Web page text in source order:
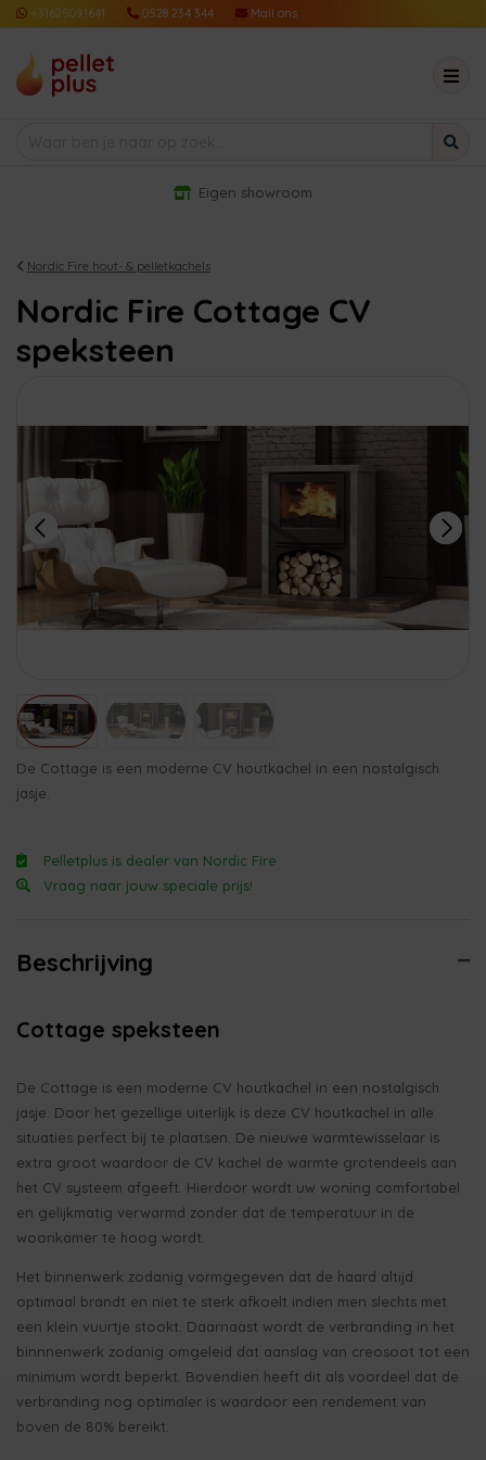
+31625091641 0528 234 344 Mail ons
Eigen showroom
Nordic Fire hout- & pelletkachels
Nordic Fire Cottage CV
speksteen
De Cottage is een moderne CV houtkachel in een nostalgisch
jasje.
Pelletplus is dealer van Nordic Fire
Vraag naar jouw speciale prijs!
Beschrijving
Cottage speksteen
De Cottage is een moderne CV houtkachel in een nostalgisch
jasje. Door het gezellige uiterlijk is deze CV houtkachel in alle
situaties perfect bij te plaatsen. De nieuwe warmtewisselaar is
extra groot waardoor de CV kachel de warmte grotendeels aan
het CV systeem afgeeft. Hierdoor wordt uw woning comfortabel
en gelijkmatig verwarmd zonder dat de temperatuur in de
woonkamer te hoog wordt.
Het binnenwerk zodanig vormgegeven dat de haard altijd
optimaal brandt en niet te sterk afkoelt indien men slechts met
een klein vuurtje stookt. Daarnaast wordt de verbranding in het
binnnenwerk zodanig omgeleid dat aanslag van creosoot tot een
minimum wordt beperkt. Bovendien heeft dit als voordeel dat de
verbranding nog optimaler is waardoor een rendement van
boven de 80% bereikt.